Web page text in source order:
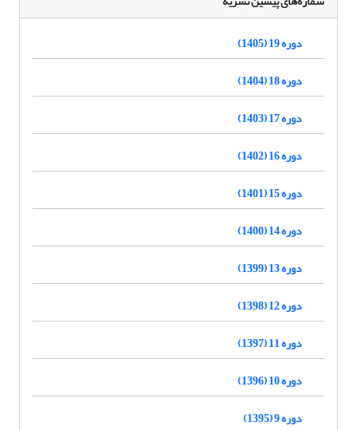
دوره 19 (1405)
دوره 18 (1404)
دوره 17 (1403)
دوره 16 (1402)
دوره 15 (1401)
دوره 14 (1400)
دوره 13 (1399)
دوره 12 (1398)
دوره 11 (1397)
دوره 10 (1396)
دوره 9 (1395)